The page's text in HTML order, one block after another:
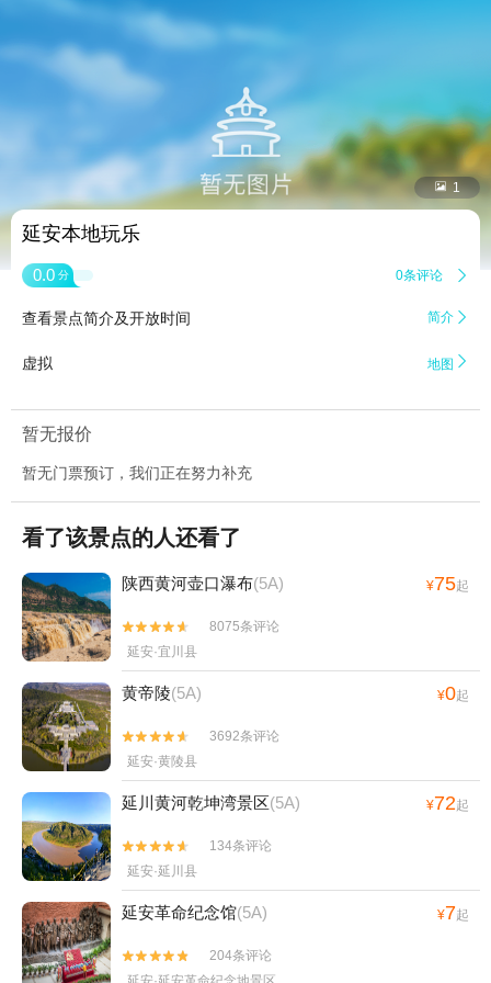
 1
延安本地玩乐
0.0 分 0条评论 
查看景点简介及开放时间 简介 
虚拟 地图 
暂无报价
暂无门票预订，我们正在努力补充
看了该景点的人还看了
陕西黄河壶口瀑布(5A) ¥75起


8075条评论
延安·宜川县
黄帝陵(5A) ¥0起


3692条评论
延安·黄陵县
延川黄河乾坤湾景区(5A) ¥72起


134条评论
延安·延川县
延安革命纪念馆(5A) ¥7起


204条评论